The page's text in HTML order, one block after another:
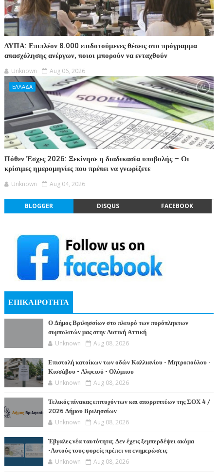
ΔΥΠΑ: Επιπλέον 8.000 επιδοτούμενες θέσεις στο πρόγραμμα
απασχόλησης ανέργων, ποιοι μπορούν να ενταχθούν
Unknown Aug 06, 2026
ΕΛΛΑΔΑ
Πόθεν Έσχες 2026: Ξεκίνησε η διαδικασία υποβολής – Οι
κρίσιμες ημερομηνίες που πρέπει να γνωρίζετε
Unknown Aug 04, 2026
BLOGGER DISQUS FACEBOOK
ΕΠΙΚΑΙΡΟΤΗΤΑ
Ο Δήμος Βριλησσίων στο πλευρό των πυρόπληκτων
συμπολιτών μας στην Δυτική Αττική
Unknown Aug 08, 2026
Επιστολή κατοίκων των οδών Καλλιανίου - Μητροπούλου -
Κισσάβου - Αλφειού - Ολύμπου
Unknown Aug 08, 2026
Τελικός πίνακας επιτυχόντων και απορριπτέων της ΣΟΧ 4 /
2026 Δήμου Βριλησσίων
Unknown Aug 08, 2026
Έβγαλες νέα ταυτότητα; Δεν έχεις ξεμπερδέψει ακόμα
-Αυτούς τους φορείς πρέπει να ενημερώσεις
Unknown Aug 08, 2026